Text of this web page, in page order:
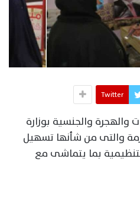
Twitter
والهجرة والجنسية بوزارة
والتى من شأنها تسهيل
بما يتماشى مع